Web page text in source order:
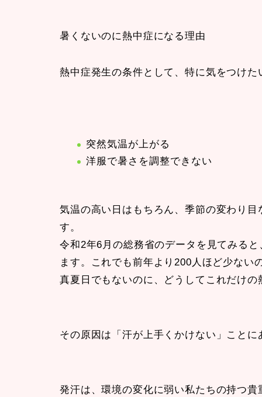
暑くないのに熱中症になる理由
熱中症発生の条件として、特に気をつけた
突然気温が上がる
洋服で暑さを調整できない
気温の高い日はもちろん、季節の変わり
す。
令和2年6月の総務省のデータを見てみる
ます。これでも前年より200人ほど少ない
真夏日でもないのに、どうしてこれだけ
その原因は「汗が上手くかけない」ことに
発汗は、環境の変化に弱い私たちの持つ